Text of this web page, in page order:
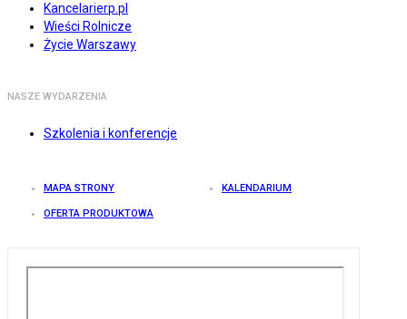
Kancelarierp.pl
Wieści Rolnicze
Życie Warszawy
NASZE WYDARZENIA
Szkolenia i konferencje
MAPA STRONY KALENDARIUM
OFERTA PRODUKTOWA